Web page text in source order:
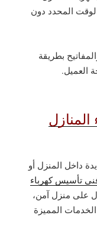
المحدد دون
بطريقة
العميل.
داخل المنزل أو
تأسيس كهرباء
على منزل آمن،
المميزة